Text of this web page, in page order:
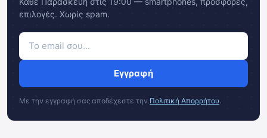
επιλογές. Χωρίς spam.
Εγγραφή
Με την εγγραφή σας αποδέχεστε την Πολιτική Απορρήτου.